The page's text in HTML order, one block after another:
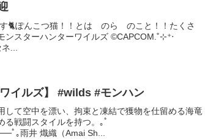
🐈ぽんこつ猫！！とは のら のこと！！たくさ
スターハンターワイルズ ©CAPCOM.˚⊹⁺‧
...
イルズ】 #wilds #モンハン
して空中を漂い、拘束と凍結で獲物を仕留める海竜
戦闘スタイルを持つ。｡ﾟ
井 熾織（Amai Sh...